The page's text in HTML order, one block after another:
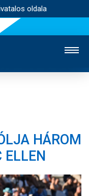
oldala
STADION
HÁROM
ELLEN